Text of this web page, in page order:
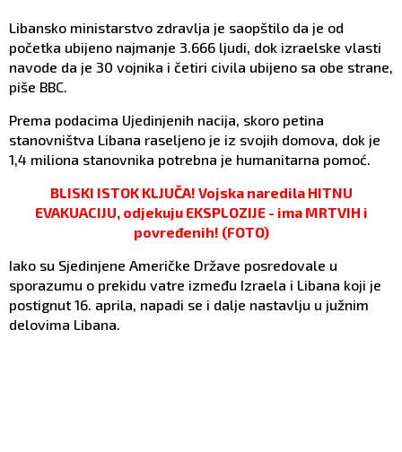
Libansko ministarstvo zdravlja je saopštilo da je od
početka ubijeno najmanje 3.666 ljudi, dok izraelske vlasti
navode da je 30 vojnika i četiri civila ubijeno sa obe strane,
piše BBC.
Prema podacima Ujedinjenih nacija, skoro petina
stanovništva Libana raseljeno je iz svojih domova, dok je
1,4 miliona stanovnika potrebna je humanitarna pomoć.
BLISKI ISTOK KLJUČA! Vojska naredila HITNU
EVAKUACIJU, odjekuju EKSPLOZIJE - ima MRTVIH i
povređenih! (FOTO)
Iako su Sjedinjene Američke Države posredovale u
sporazumu o prekidu vatre između Izraela i Libana koji je
postignut 16. aprila, napadi se i dalje nastavlju u južnim
delovima Libana.